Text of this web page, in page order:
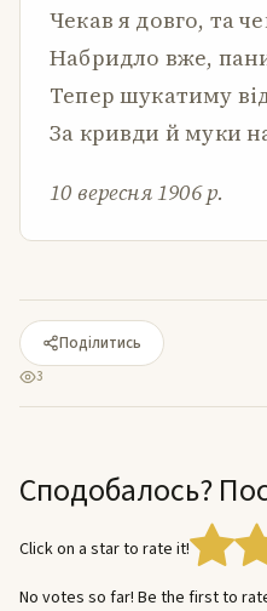
Чекав я довго, та
Набридло вже,
Тепер шукатиму
За кривди й муки
10 вересня 1906 р.
Поділитись
3
Сподобалось?
Click on a star to rate it!
No votes so far! Be the first to